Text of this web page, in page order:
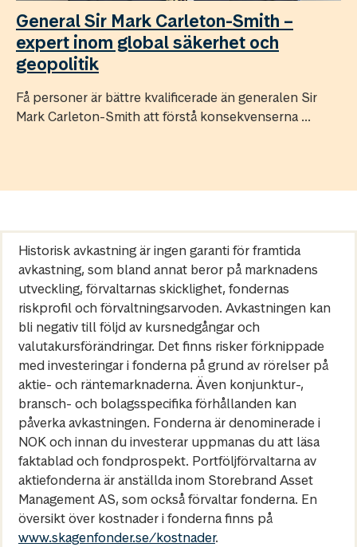
General Sir Mark Carleton-Smith –
expert inom global säkerhet och
geopolitik
Få personer är bättre kvalificerade än generalen Sir
Mark Carleton-Smith att förstå konsekvenserna ...
Historisk avkastning är ingen garanti för framtida
avkastning, som bland annat beror på marknadens
utveckling, förvaltarnas skicklighet, fondernas
riskprofil och förvaltningsarvoden. Avkastningen kan
bli negativ till följd av kursnedgångar och
valutakursförändringar. Det finns risker förknippade
med investeringar i fonderna på grund av rörelser på
aktie- och räntemarknaderna. Även konjunktur-,
bransch- och bolagsspecifika förhållanden kan
påverka avkastningen. Fonderna är denominerade i
NOK och innan du investerar uppmanas du att läsa
faktablad och fondprospekt. Portföljförvaltarna av
aktiefonderna är anställda inom Storebrand Asset
Management AS, som också förvaltar fonderna. En
översikt över kostnader i fonderna finns på
www.skagenfonder.se/kostnader.